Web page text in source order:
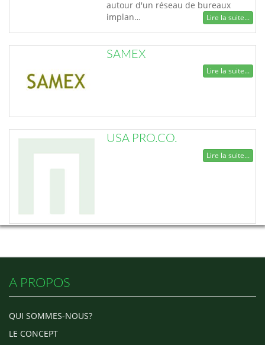
autour d'un réseau de bureaux
implan…
Lire la suite...
SAMEX
Lire la suite...
USA PRO.CO.
Lire la suite...
A PROPOS
QUI SOMMES-NOUS?
LE CONCEPT